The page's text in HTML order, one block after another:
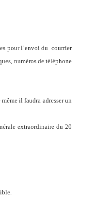
pour l’envoi du courrier
numéros de téléphone
même il faudra adresser un
extraordinaire du 20